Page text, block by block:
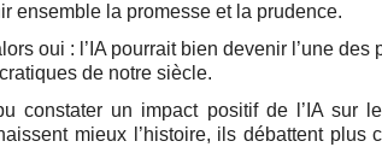
ensemble la promesse et la prudence.
oui : l’IA pourrait bien devenir l’une des
de notre siècle.
constater un impact positif de l’IA sur
mieux l’histoire, ils débattent plus